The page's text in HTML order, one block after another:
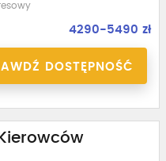
4290-5490 zł
DOSTĘPNOŚĆ